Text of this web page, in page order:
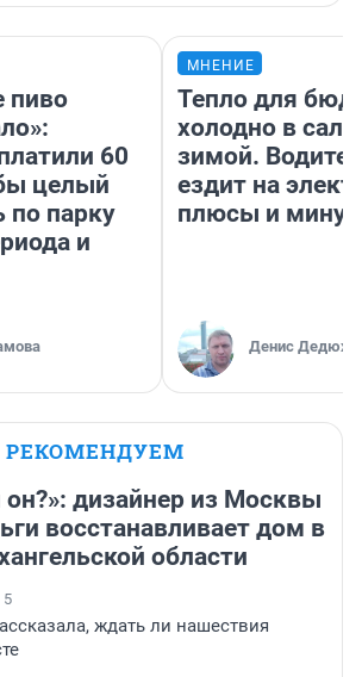
пиво
60
целый
по парку
и
МНЕНИЕ
Тепло для
холодно в
зимой.
ездит на
плюсы и
Денис
РЕКОМЕНДУЕМ
дизайнер из Москвы
восстанавливает дом в
области
5
ждать ли нашествия